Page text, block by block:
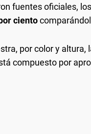
fuentes oficiales,
ciento
por color y
compuesto por